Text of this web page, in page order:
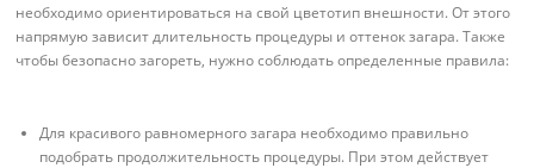
необходимо ориентироваться на свой цветотип внешности. От этого
напрямую зависит длительность процедуры и оттенок загара. Также
чтобы безопасно загореть, нужно соблюдать определенные правила:
Для красивого равномерного загара необходимо правильно
подобрать продолжительность процедуры. При этом действует